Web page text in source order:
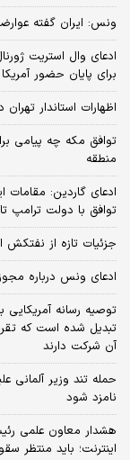
ونس: ایران گفته
ادعای وال استریت
برای پایان حضور
اظهارات استاندار
توافق مکه چه پیامی
منطقه
ادعای گاردین: مقامات
توافق با دولت ترامپ
جزئیات تازه از نفتکش
ادعای ونس درباره
توصیه رسانه آمریکایی
تبدیل شده است که
آن شرکت دارند
حمله تند وزیر آلمانی
نامزد شود
هشدار معاون علمی
اینترنت؛ باید منتظر